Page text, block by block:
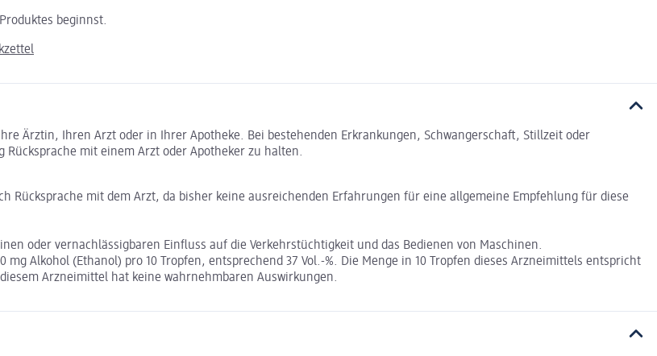
beginnst.
Ärztin, Ihren Arzt oder in Ihrer Apotheke. Bei bestehenden Erkrankungen, Schwangerschaft, Stillzeit oder
mit einem Arzt oder Apotheker zu halten.
Rücksprache mit dem Arzt, da bisher keine ausreichenden Erfahrungen für eine allgemeine Empfehlung für diese
oder vernachlässigbaren Einfluss auf die Verkehrstüchtigkeit und das Bedienen von Maschinen.
Alkohol (Ethanol) pro 10 Tropfen, entsprechend 37 Vol.-%. Die Menge in 10 Tropfen dieses Arzneimittels entspricht
Arzneimittel hat keine wahrnehmbaren Auswirkungen.